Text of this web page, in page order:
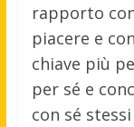
rapporto
piacere e
chiave più
per sé e
con sé